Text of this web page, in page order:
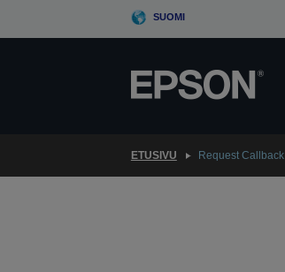
SUOMI
ETUSIVU Request Callback